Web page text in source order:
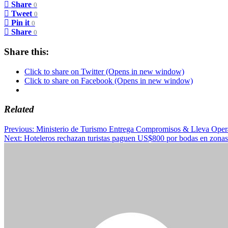
Share 0
Tweet 0
Pin it 0
Share 0
Share this:
Click to share on Twitter (Opens in new window)
Click to share on Facebook (Opens in new window)
Related
Post
navigation
Previous: Ministerio de Turismo Entrega Compromisos & Lleva
Next: Hoteleros rechazan turistas paguen US$800 por bodas en